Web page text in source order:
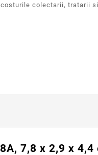
colectarii, tratarii si
7,8 x 2,9 x 4,4